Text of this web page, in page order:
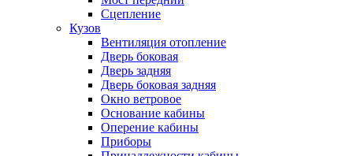
Сцепление
Кузов
Вентиляция отопление
Дверь боковая
Дверь задняя
Дверь боковая задняя
Окно ветровое
Основание кабины
Оперение кабины
Приборы